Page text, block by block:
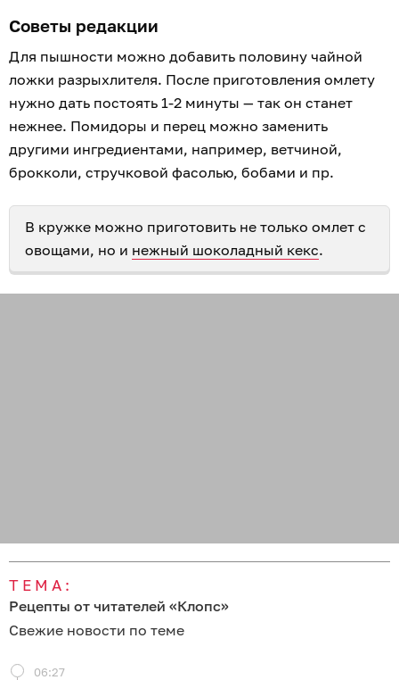
Советы редакции
Для пышности можно добавить половину чайной
ложки разрыхлителя. После приготовления омлету
нужно дать постоять 1-2 минуты — так он станет
нежнее. Помидоры и перец можно заменить
другими ингредиентами, например, ветчиной,
брокколи, стручковой фасолью, бобами и пр.
В кружке можно приготовить не только омлет с
овощами, но и нежный шоколадный кекс.
ТЕМА:
Рецепты от читателей «Клопс»
Свежие новости по теме
06:27